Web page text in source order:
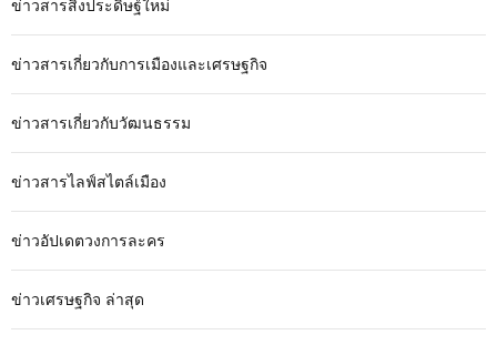
ข่าวสารสิ่งประดิษฐ์ใหม่
ข่าวสารเกี่ยวกับการเมืองและเศรษฐกิจ
ข่าวสารเกี่ยวกับวัฒนธรรม
ข่าวสารไลฟ์สไตล์เมือง
ข่าวอัปเดตวงการละคร
ข่าวเศรษฐกิจ ล่าสุด